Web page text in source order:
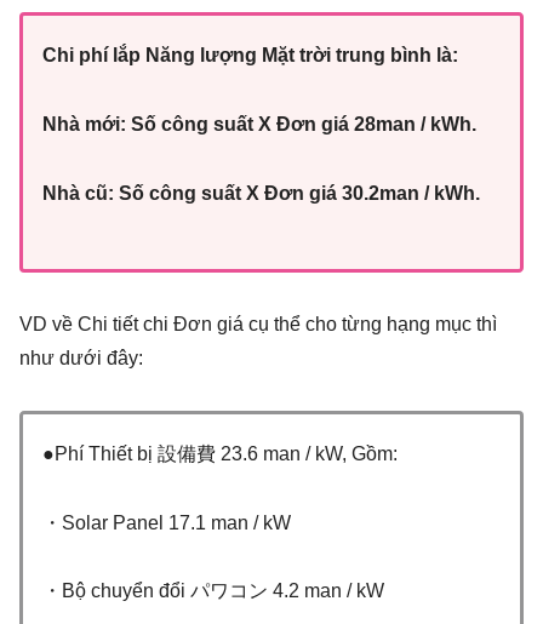
Chi phí lắp Năng lượng Mặt trời trung bình là:
Nhà mới: Số công suất X Đơn giá 28man / kWh.
Nhà cũ: Số công suất X Đơn giá 30.2man / kWh.
VD về Chi tiết chi Đơn giá cụ thể cho từng hạng mục thì
như dưới đây:
●Phí Thiết bị 設備費 23.6 man / kW, Gồm:
・Solar Panel 17.1 man / kW
・Bộ chuyển đổi パワコン 4.2 man / kW